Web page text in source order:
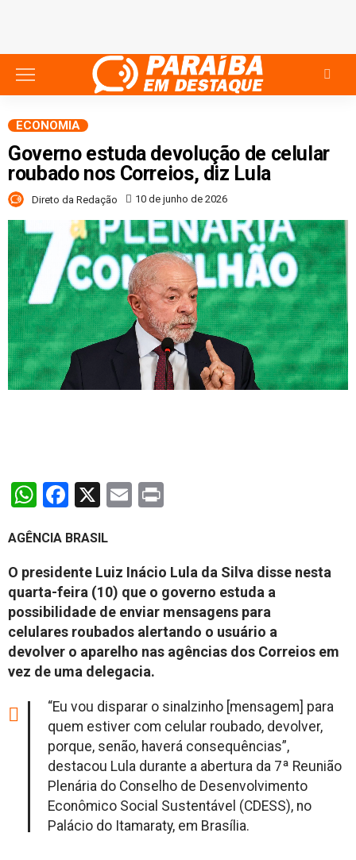
ECONOMIA
Governo estuda devolução de celular
roubado nos Correios, diz Lula
Direto da Redação 10 de junho de 2026
WhatsApp
Facebook
X Email
AGÊNCIA BRASIL
O presidente Luiz Inácio Lula da Silva disse nesta
quarta-feira (10) que o governo estuda a
possibilidade de enviar mensagens para
celulares roubados alertando o usuário a
devolver o aparelho nas agências dos Correios em
vez de uma delegacia.
“Eu vou disparar o sinalzinho [mensagem] para
quem estiver com celular roubado, devolver,
porque, senão, haverá consequências”,
destacou Lula durante a abertura da 7ª Reunião
Plenária do Conselho de Desenvolvimento
Econômico Social Sustentável (CDESS), no
Palácio do Itamaraty, em Brasília.